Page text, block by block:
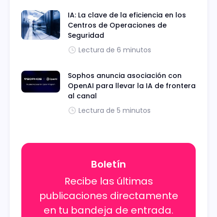
IA: La clave de la eficiencia en los
Centros de Operaciones de
Seguridad
Lectura de 6 minutos
Sophos anuncia asociación con
OpenAI para llevar la IA de frontera
al canal
Lectura de 5 minutos
Boletín
Recibe las últimas
publicaciones directamente
en tu bandeja de entrada.